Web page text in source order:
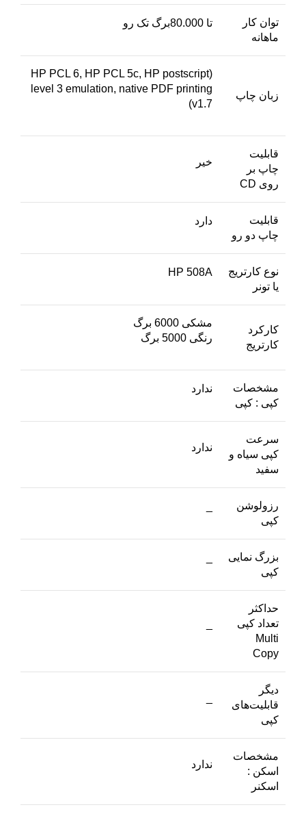
توان کار
ماهانه
تا 80.000برگ تک رو
زبان چاپ
(HP PCL 6, HP PCL 5c, HP postscript
level 3 emulation, native PDF printing
(v1.7
قابلیت
چاپ بر
روی CD
خیر
قابلیت
چاپ دو رو
دارد
نوع کارتریج
یا تونر
HP 508A
کارکرد
کارتریج
مشکی 6000 برگ
رنگی 5000 برگ
مشخصات
کپی : کپی
ندارد
سرعت
کپی سیاه و
سفید
ندارد
رزولوشن
کپی
بزرگ نمایی
کپی
حداکثر
تعداد کپی
Multi
Copy
دیگر
قابلیت‌های
کپی
مشخصات
اسکن :
اسکنر
ندارد